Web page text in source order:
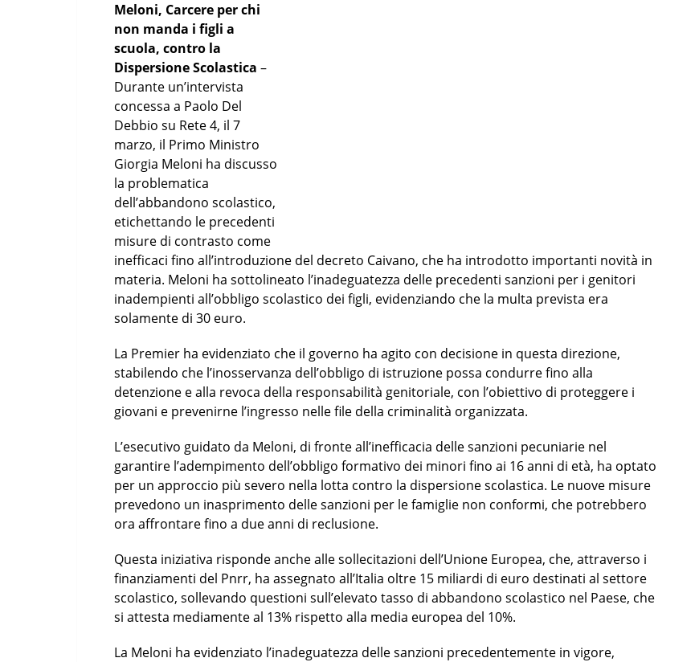
Meloni, Carcere per chi
non manda i figli a
scuola, contro la
Dispersione Scolastica –
Durante un’intervista
concessa a Paolo Del
Debbio su Rete 4, il 7
marzo, il Primo Ministro
Giorgia Meloni ha discusso
la problematica
dell’abbandono scolastico,
etichettando le precedenti
misure di contrasto come
inefficaci fino all’introduzione del decreto Caivano, che ha introdotto importanti novità in
materia. Meloni ha sottolineato l’inadeguatezza delle precedenti sanzioni per i genitori
inadempienti all’obbligo scolastico dei figli, evidenziando che la multa prevista era
solamente di 30 euro.
La Premier ha evidenziato che il governo ha agito con decisione in questa direzione,
stabilendo che l’inosservanza dell’obbligo di istruzione possa condurre fino alla
detenzione e alla revoca della responsabilità genitoriale, con l’obiettivo di proteggere i
giovani e prevenirne l’ingresso nelle file della criminalità organizzata.
L’esecutivo guidato da Meloni, di fronte all’inefficacia delle sanzioni pecuniarie nel
garantire l’adempimento dell’obbligo formativo dei minori fino ai 16 anni di età, ha optato
per un approccio più severo nella lotta contro la dispersione scolastica. Le nuove misure
prevedono un inasprimento delle sanzioni per le famiglie non conformi, che potrebbero
ora affrontare fino a due anni di reclusione.
Questa iniziativa risponde anche alle sollecitazioni dell’Unione Europea, che, attraverso i
finanziamenti del Pnrr, ha assegnato all’Italia oltre 15 miliardi di euro destinati al settore
scolastico, sollevando questioni sull’elevato tasso di abbandono scolastico nel Paese, che
si attesta mediamente al 13% rispetto alla media europea del 10%.
La Meloni ha evidenziato l’inadeguatezza delle sanzioni precedentemente in vigore,